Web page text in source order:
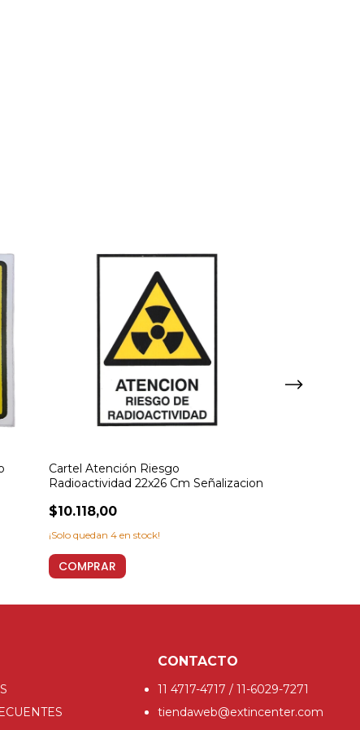
Cartel Atención Riesgo
Radioactividad 22x26 Cm Señalizacion
$10.118,00
¡Solo quedan 4 en stock!
COMPRAR
CONTACTO
11 4717-4717 / 11-6029-7271
tiendaweb@extincenter.com